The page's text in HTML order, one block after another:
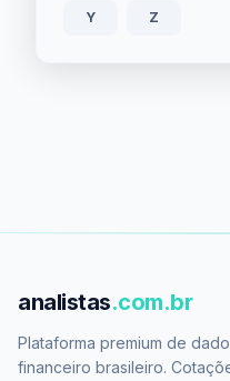
Y Z
analistas.com.br
Plataforma premium de
financeiro brasileiro.